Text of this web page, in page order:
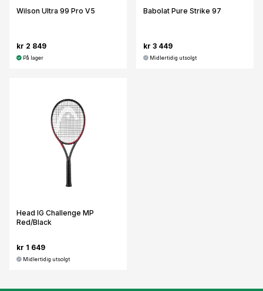
Wilson Ultra 99 Pro V5
kr 2 849
På lager
Babolat Pure Strike 97
kr 3 449
Midlertidig utsolgt
Head IG Challenge MP
Red/Black
kr 1 649
Midlertidig utsolgt